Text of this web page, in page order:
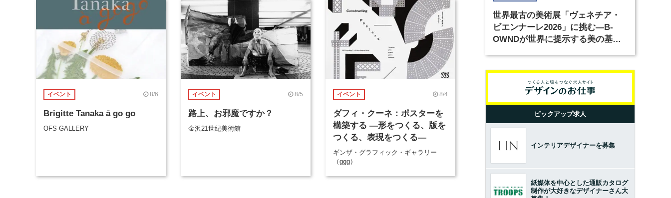
イベント 8/6
Brigitte Tanaka ā go go
OFS GALLERY
イベント 8/5
路上、お邪魔ですか？
金沢21世紀美術館
イベント 8/4
ダフィ・クーネ：ポスターを
構築する ―形をつくる、版を
つくる、表現をつくる―
ギンザ・グラフィック・ギャラリー
（ggg）
世界最古の美術展「ヴェネチア・
ビエンナーレ2026」に挑む―B-
OWNDが世界に提示する美の基準
ピックアップ求人
インテリアデザイナーを募集
紙媒体を中心とした通販カタログ
制作が大好きなデザイナーさん大